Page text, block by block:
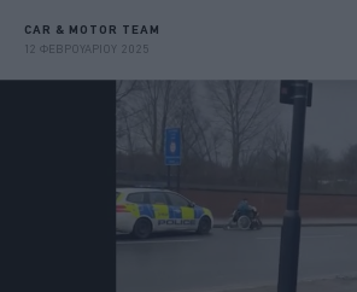
CAR & MOTOR TEAM
12 ΦΕΒΡΟΥΑΡΙΟΥ 2025